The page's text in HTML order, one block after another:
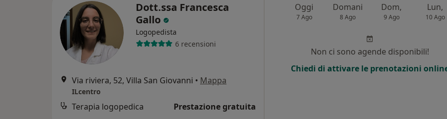
Dott.ssa Francesca
Gallo
Logopedista
6 recensioni
Via riviera, 52, Villa San Giovanni • Mappa
ILcentro
Terapia logopedica Prestazione gratuita
Oggi
7 Ago
Domani
8 Ago
Dom,
9 Ago
Lun,
10 Ago
Non ci sono agende disponibili!
Chiedi di attivare le prenotazioni